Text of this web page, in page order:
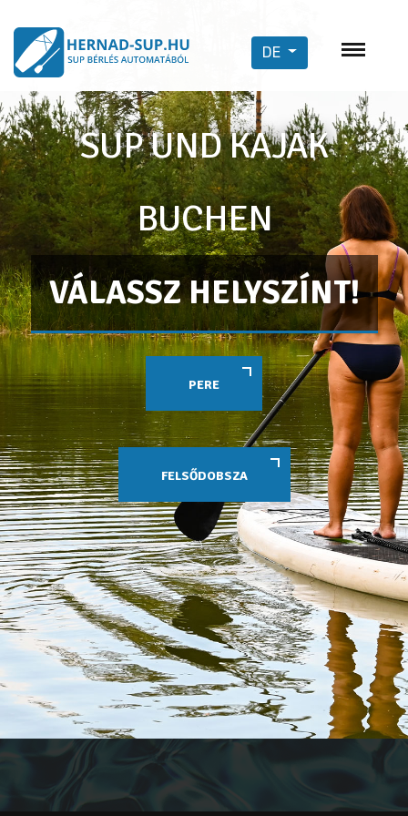
DE
SUP UND KAJAK
BUCHEN
VÁLASSZ HELYSZÍNT!
PERE
FELSŐDOBSZA